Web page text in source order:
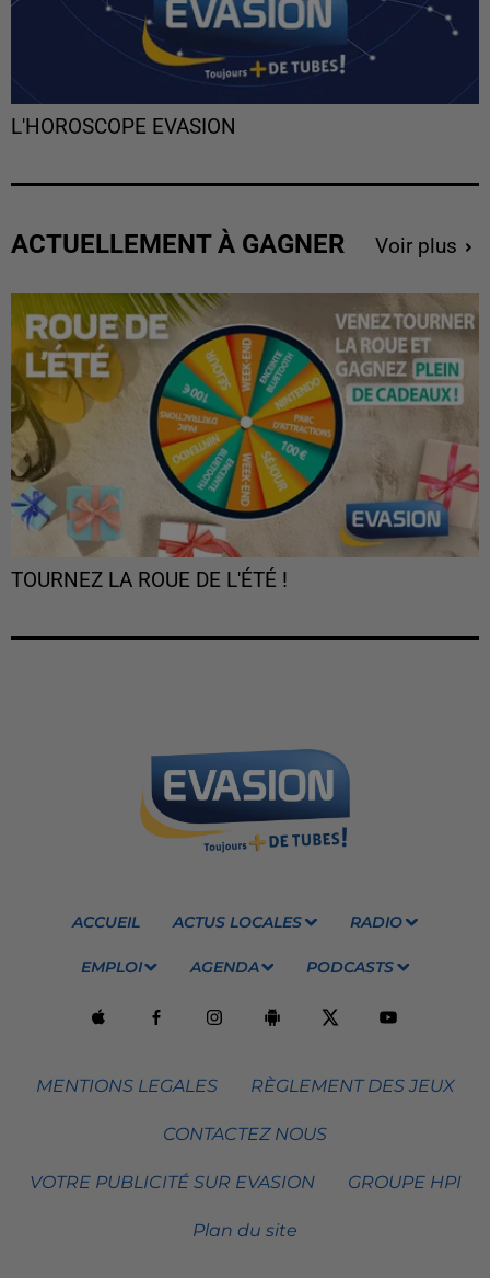
L'HOROSCOPE EVASION
ACTUELLEMENT À GAGNER Voir plus
TOURNEZ LA ROUE DE L'ÉTÉ !
ACCUEIL ACTUS LOCALES RADIO
EMPLOI AGENDA PODCASTS
MENTIONS LEGALES RÈGLEMENT DES JEUX
CONTACTEZ NOUS
VOTRE PUBLICITÉ SUR EVASION GROUPE HPI
Plan du site